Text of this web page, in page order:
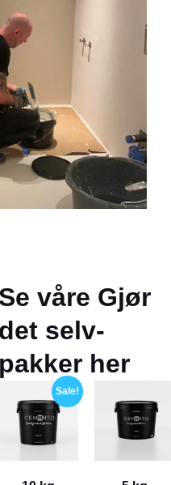
Se våre Gjør
det selv-
pakker her
Sale!